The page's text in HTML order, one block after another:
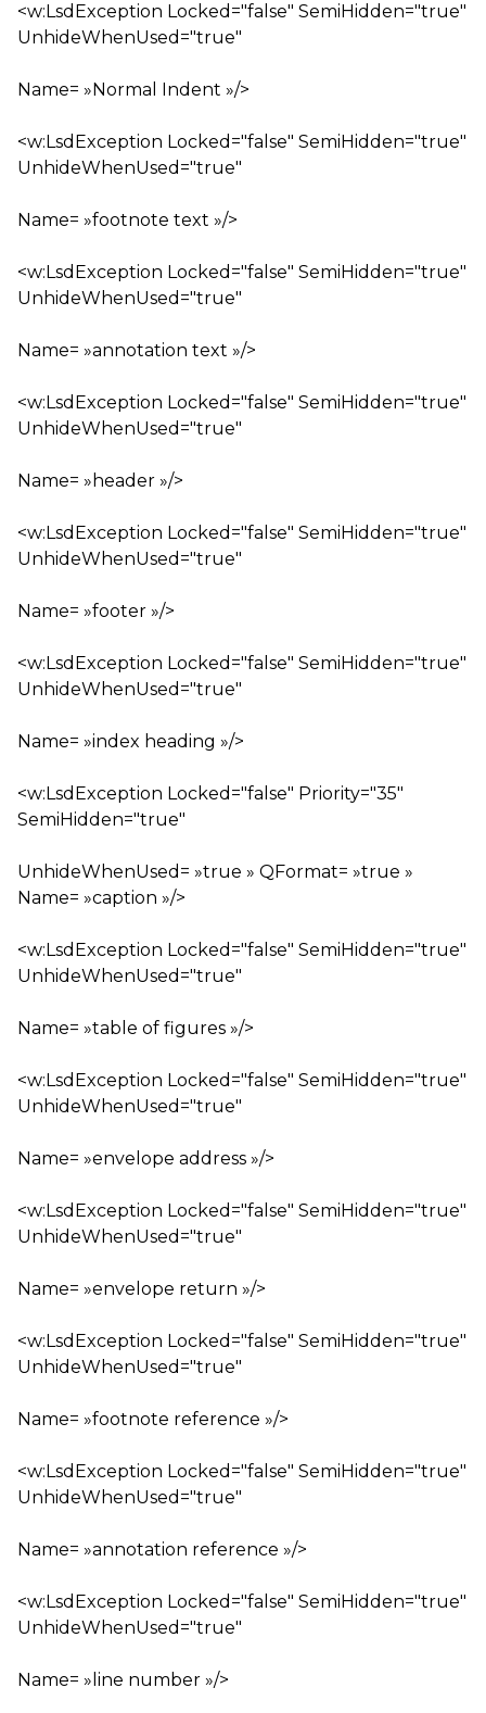
<w:LsdException Locked="false" SemiHidden="true"
UnhideWhenUsed="true"
Name= »Normal Indent »/>
<w:LsdException Locked="false" SemiHidden="true"
UnhideWhenUsed="true"
Name= »footnote text »/>
<w:LsdException Locked="false" SemiHidden="true"
UnhideWhenUsed="true"
Name= »annotation text »/>
<w:LsdException Locked="false" SemiHidden="true"
UnhideWhenUsed="true"
Name= »header »/>
<w:LsdException Locked="false" SemiHidden="true"
UnhideWhenUsed="true"
Name= »footer »/>
<w:LsdException Locked="false" SemiHidden="true"
UnhideWhenUsed="true"
Name= »index heading »/>
<w:LsdException Locked="false" Priority="35"
SemiHidden="true"
UnhideWhenUsed= »true » QFormat= »true »
Name= »caption »/>
<w:LsdException Locked="false" SemiHidden="true"
UnhideWhenUsed="true"
Name= »table of figures »/>
<w:LsdException Locked="false" SemiHidden="true"
UnhideWhenUsed="true"
Name= »envelope address »/>
<w:LsdException Locked="false" SemiHidden="true"
UnhideWhenUsed="true"
Name= »envelope return »/>
<w:LsdException Locked="false" SemiHidden="true"
UnhideWhenUsed="true"
Name= »footnote reference »/>
<w:LsdException Locked="false" SemiHidden="true"
UnhideWhenUsed="true"
Name= »annotation reference »/>
<w:LsdException Locked="false" SemiHidden="true"
UnhideWhenUsed="true"
Name= »line number »/>